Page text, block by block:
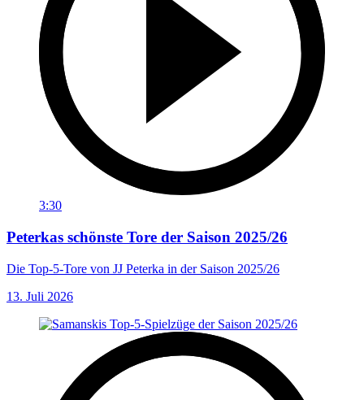
3:30
Peterkas schönste Tore der Saison 2025/26
Die Top-5-Tore von JJ Peterka in der Saison 2025/26
13. Juli 2026